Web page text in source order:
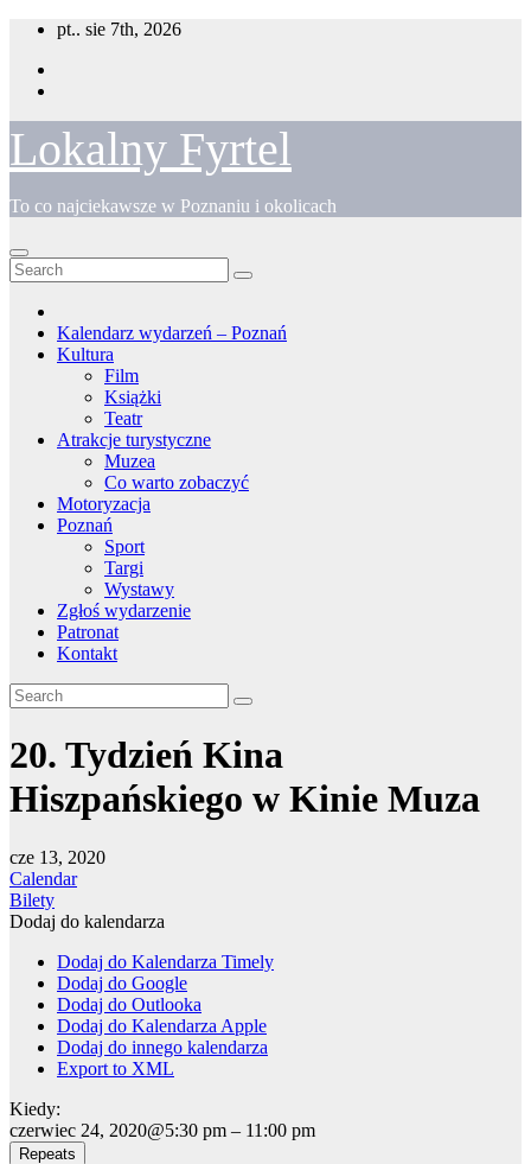
Skip
content
pt.. sie 7th, 2026
Lokalny Fyrtel
To co najciekawsze w Poznaniu i okolicach
Kalendarz wydarzeń – Poznań
Kultura
Film
Książki
Teatr
Atrakcje turystyczne
Muzea
Co warto zobaczyć
Motoryzacja
Poznań
Sport
Targi
Wystawy
Zgłoś wydarzenie
Patronat
Kontakt
20. Tydzień Kina
Hiszpańskiego w Kinie Muza
cze 13, 2020
Calendar
Bilety
Dodaj do kalendarza
Dodaj do Kalendarza Timely
Dodaj do Google
Dodaj do Outlooka
Dodaj do Kalendarza Apple
Dodaj do innego kalendarza
Export to XML
Kiedy:
czerwiec 24, 2020@5:30 pm – 11:00 pm
Repeats